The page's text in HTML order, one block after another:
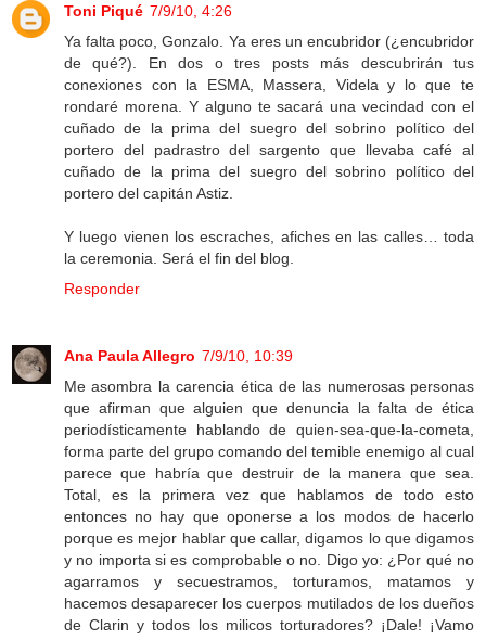
Toni Piqué 7/9/10, 4:26
Ya falta poco, Gonzalo. Ya eres un encubridor (¿encubridor
de qué?). En dos o tres posts más descubrirán tus
conexiones con la ESMA, Massera, Videla y lo que te
rondaré morena. Y alguno te sacará una vecindad con el
cuñado de la prima del suegro del sobrino político del
portero del padrastro del sargento que llevaba café al
cuñado de la prima del suegro del sobrino político del
portero del capitán Astiz.
Y luego vienen los escraches, afiches en las calles… toda
la ceremonia. Será el fin del blog.
Responder
Ana Paula Allegro 7/9/10, 10:39
Me asombra la carencia ética de las numerosas personas
que afirman que alguien que denuncia la falta de ética
periodísticamente hablando de quien-sea-que-la-cometa,
forma parte del grupo comando del temible enemigo al cual
parece que habría que destruir de la manera que sea.
Total, es la primera vez que hablamos de todo esto
entonces no hay que oponerse a los modos de hacerlo
porque es mejor hablar que callar, digamos lo que digamos
y no importa si es comprobable o no. Digo yo: ¿Por qué no
agarramos y secuestramos, torturamos, matamos y
hacemos desaparecer los cuerpos mutilados de los dueños
de Clarin y todos los milicos torturadores? ¡Dale! ¡Vamo